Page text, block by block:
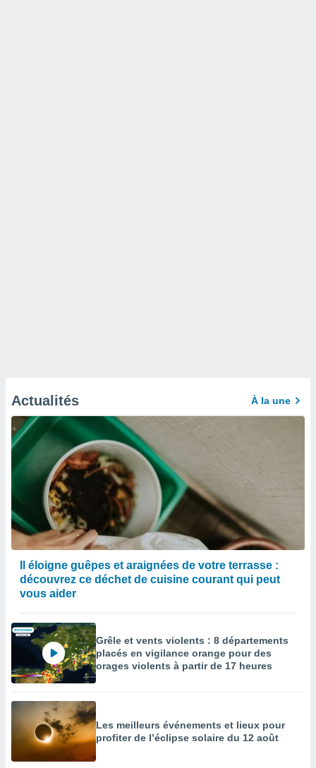
Actualités À la une
Il éloigne guêpes et araignées de votre terrasse :
découvrez ce déchet de cuisine courant qui peut
vous aider
Grêle et vents violents : 8 départements
placés en vigilance orange pour des
orages violents à partir de 17 heures
Les meilleurs événements et lieux pour
profiter de l’éclipse solaire du 12 août